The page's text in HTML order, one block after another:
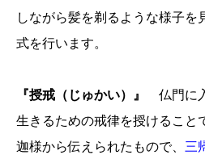
しながら髪を剃るような様子を
式を行います。
『授戒（じゅかい）』 仏門に
生きるための戒律を授けること
迦様から伝えられたもので、 三